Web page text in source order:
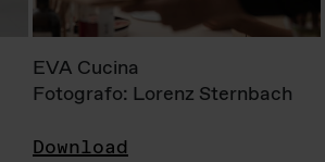
EVA Cucina
Fotografo: Lorenz Sternbach
Download